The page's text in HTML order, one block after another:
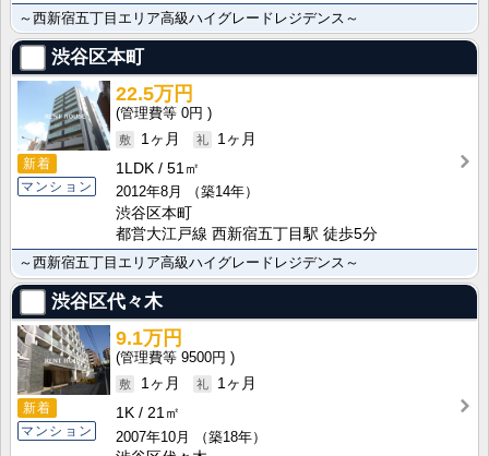
～西新宿五丁目エリア高級ハイグレードレジデンス～
渋谷区本町
新着
マンション
22.5万円
0円
1ヶ月
1ヶ月
1LDK
51㎡
2012年8月
（築14年）
渋谷区本町
都営大江戸線 西新宿五丁目駅 徒歩5分
～西新宿五丁目エリア高級ハイグレードレジデンス～
渋谷区代々木
新着
マンション
9.1万円
9500円
1ヶ月
1ヶ月
1K
21㎡
2007年10月
（築18年）